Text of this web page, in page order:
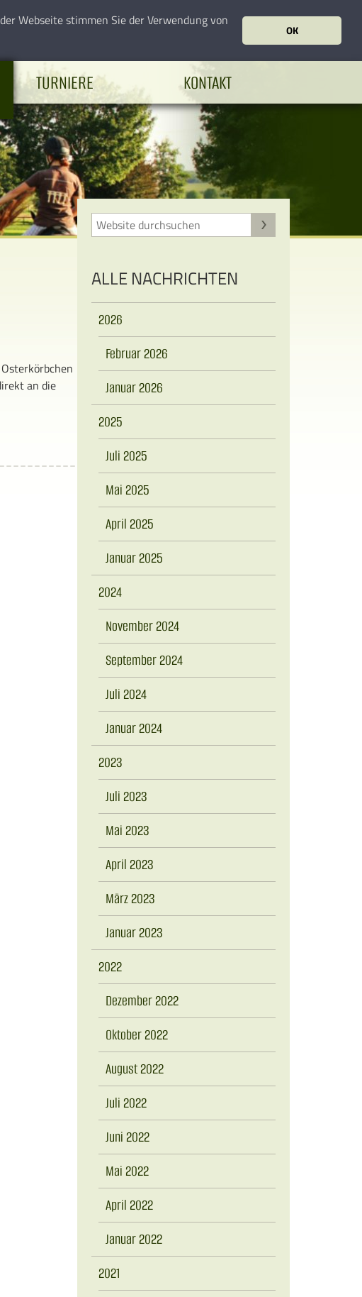
Webseite stimmen Sie der Verwendung von
OK
TURNIERE KONTAKT
an die
ALLE NACHRICHTEN
2026
Februar 2026
Januar 2026
2025
Juli 2025
Mai 2025
April 2025
Januar 2025
2024
November 2024
September 2024
Juli 2024
Januar 2024
2023
Juli 2023
Mai 2023
April 2023
März 2023
Januar 2023
2022
Dezember 2022
Oktober 2022
August 2022
Juli 2022
Juni 2022
Mai 2022
April 2022
Januar 2022
2021